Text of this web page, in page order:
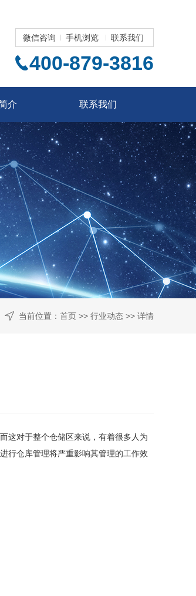
微信咨询 手机浏览 联系我们
400-879-3816
介 联系我们
当前位置： 首页 >> 行业动态 >> 详情
这对于整个仓储区来说，有着很多人为
行仓库管理将严重影响其管理的工作效